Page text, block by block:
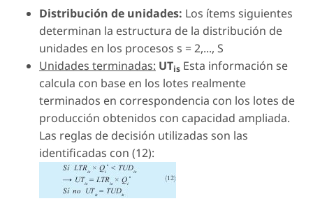
Distribución de unidades: Los ítems siguientes
determinan la estructura de la distribución de
unidades en los procesos s = 2,..., S
Unidades terminadas: UTis Esta información se
calcula con base en los lotes realmente
terminados en correspondencia con los lotes de
producción obtenidos con capacidad ampliada.
Las reglas de decisión utilizadas son las
identificadas con (12):